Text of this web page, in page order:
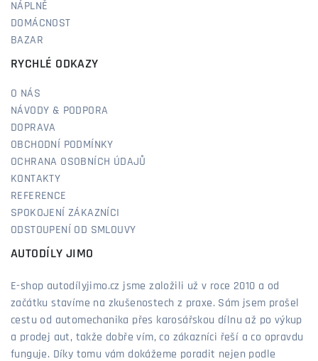
NÁPLNĚ
DOMÁCNOST
BAZAR
RYCHLÉ ODKAZY
O NÁS
NÁVODY & PODPORA
DOPRAVA
OBCHODNÍ PODMÍNKY
OCHRANA OSOBNÍCH ÚDAJŮ
KONTAKTY
REFERENCE
SPOKOJENÍ ZÁKAZNÍCI
ODSTOUPENÍ OD SMLOUVY
AUTODÍLY JIMO
E-shop autodílyjimo.cz jsme založili už v roce 2010 a od
začátku stavíme na zkušenostech z praxe. Sám jsem prošel
cestu od automechanika přes karosářskou dílnu až po výkup
a prodej aut, takže dobře vím, co zákazníci řeší a co opravdu
funguje. Díky tomu vám dokážeme poradit nejen podle